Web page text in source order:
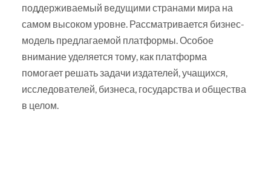
поддерживаемый ведущими странами мира на
самом высоком уровне. Рассматривается бизнес-
модель предлагаемой платформы. Особое
внимание уделяется тому, как платформа
помогает решать задачи издателей, учащихся,
исследователей, бизнеса, государства и общества
в целом.